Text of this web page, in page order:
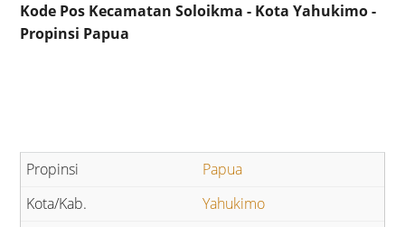
Kode Pos Kecamatan Soloikma - Kota Yahukimo -
Propinsi Papua
Papua
Yahukimo